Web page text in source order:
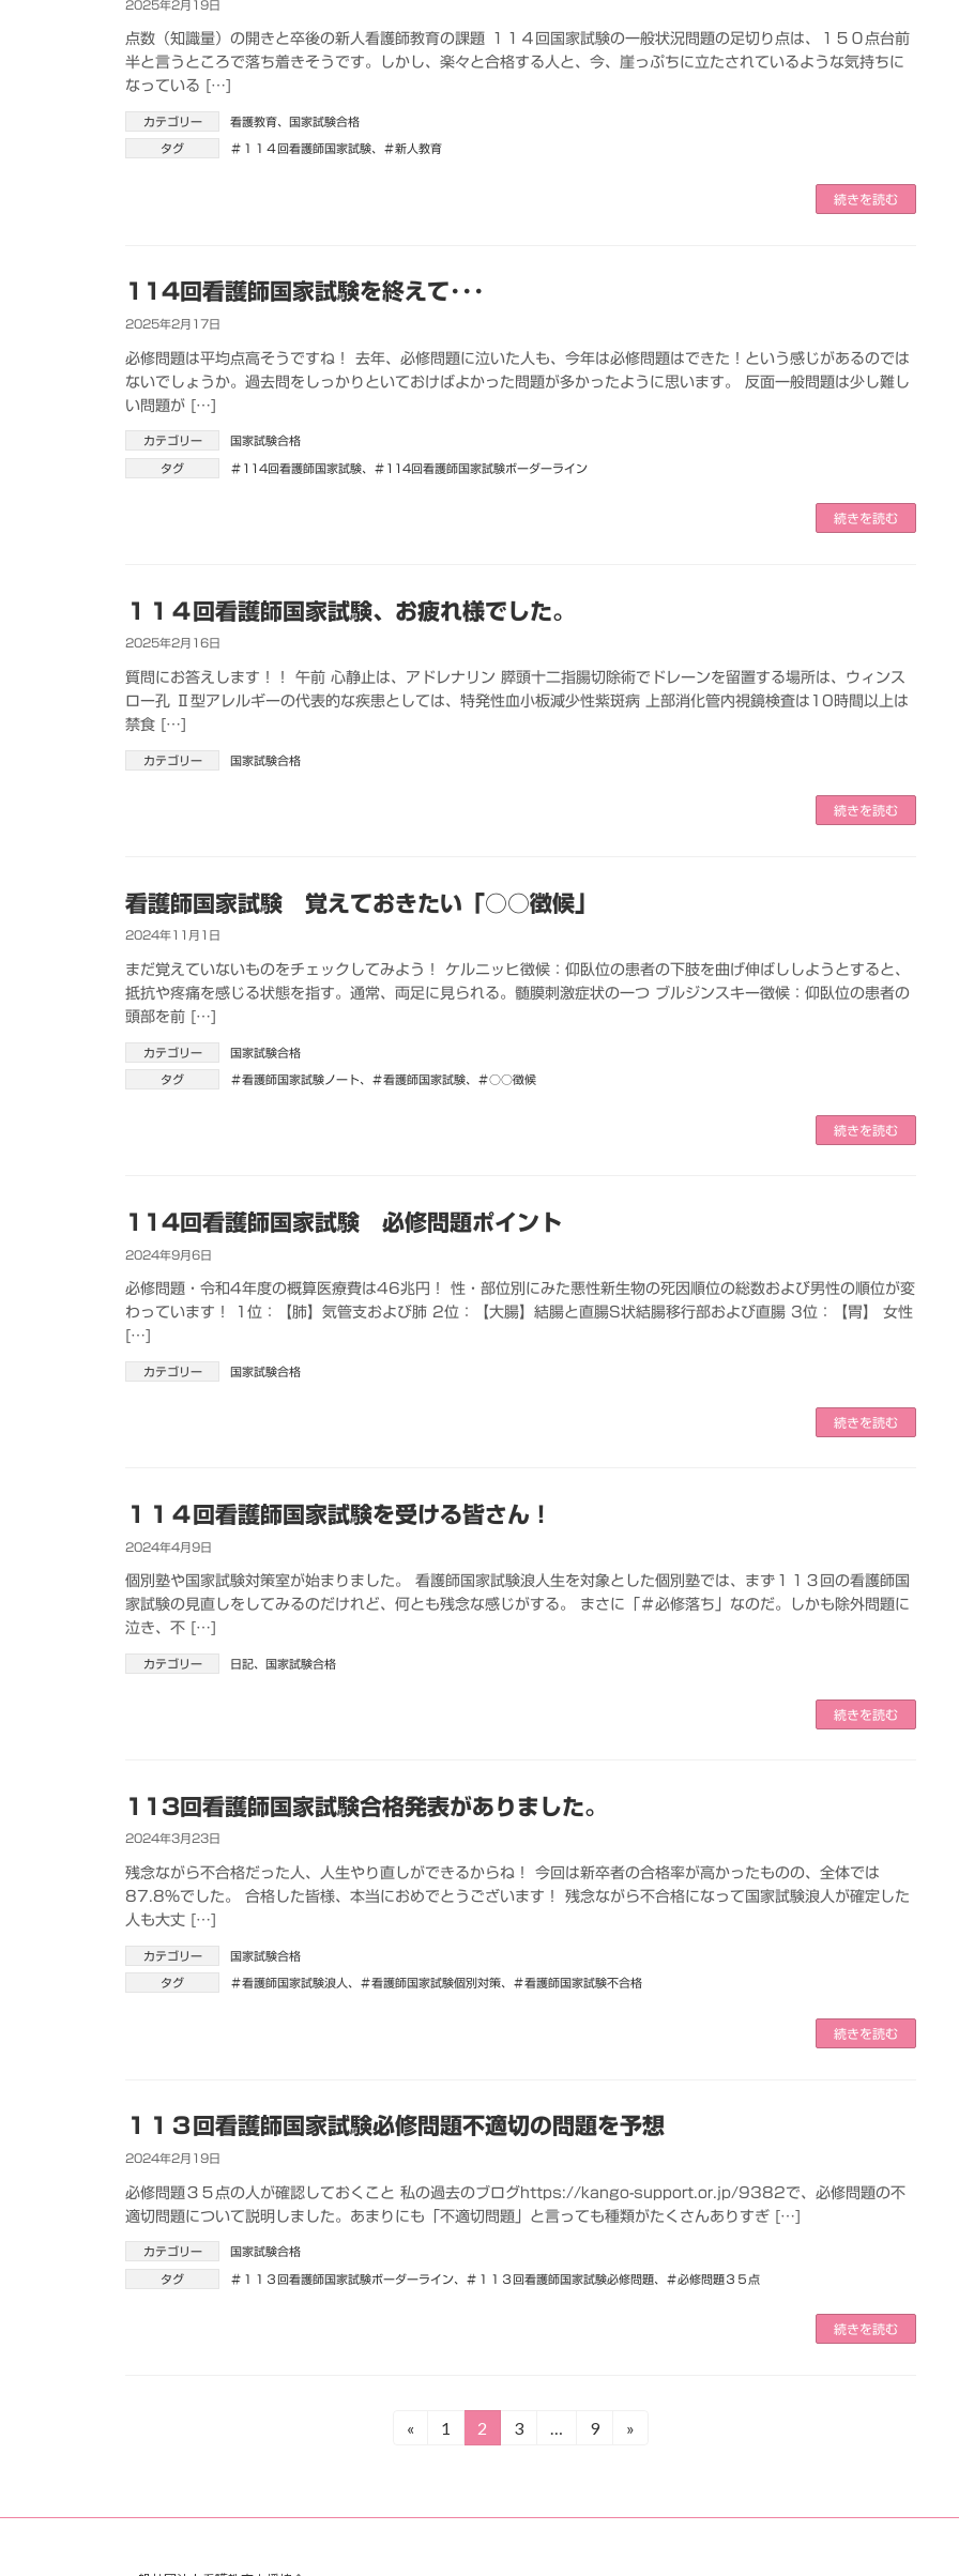
2025年2月19日
点数（知識量）の開きと卒後の新人看護師教育の課題 １１４回国家試験の一般状況問題の足切り点は、１５０点台前
半と言うところで落ち着きそうです。しかし、楽々と合格する人と、今、崖っぷちに立たされているような気持ちに
なっている […]
カテゴリー 看護教育 国家試験合格
タグ ＃１１４回看護師国家試験、 ＃新人教育
続きを読む
114回看護師国家試験を終えて･･･
2025年2月17日
必修問題は平均点高そうですね！ 去年、必修問題に泣いた人も、今年は必修問題はできた！という感じがあるのでは
ないでしょうか。過去問をしっかりといておけばよかった問題が多かったように思います。 反面一般問題は少し難し
い問題が […]
カテゴリー 国家試験合格
タグ ＃114回看護師国家試験 ＃114回看護師国家試験ボーダーライン
続きを読む
１１４回看護師国家試験、お疲れ様でした。
2025年2月16日
質問にお答えします！！ 午前 心静止は、アドレナリン 膵頭十二指腸切除術でドレーンを留置する場所は、ウィンス
ロー孔 Ⅱ型アレルギーの代表的な疾患としては、特発性血小板減少性紫斑病 上部消化管内視鏡検査は10時間以上は
禁食 […]
カテゴリー 国家試験合格
続きを読む
看護師国家試験 覚えておきたい「○○徴候」
2024年11月1日
まだ覚えていないものをチェックしてみよう！ ケルニッヒ徴候：仰臥位の患者の下肢を曲げ伸ばししようとすると、
抵抗や疼痛を感じる状態を指す。通常、両足に見られる。髄膜刺激症状の一つ ブルジンスキー徴候：仰臥位の患者の
頭部を前 […]
カテゴリー 国家試験合格
タグ ＃看護師国家試験ノート ＃看護師国家試験 ＃○○徴候
続きを読む
114回看護師国家試験 必修問題ポイント
2024年9月6日
必修問題・令和4年度の概算医療費は46兆円！ 性・部位別にみた悪性新生物の死因順位の総数および男性の順位が変
わっています！ 1位：【肺】気管支および肺 2位：【大腸】結腸と直腸S状結腸移行部および直腸 3位：【胃】 女性
[…]
カテゴリー 国家試験合格
続きを読む
１１４回看護師国家試験を受ける皆さん！
2024年4月9日
個別塾や国家試験対策室が始まりました。 看護師国家試験浪人生を対象とした個別塾では、まず１１３回の看護師国
家試験の見直しをしてみるのだけれど、何とも残念な感じがする。 まさに「＃必修落ち」なのだ。しかも除外問題に
泣き、不 […]
カテゴリー 日記 国家試験合格
続きを読む
113回看護師国家試験合格発表がありました。
2024年3月23日
残念ながら不合格だった人、人生やり直しができるからね！ 今回は新卒者の合格率が高かったものの、全体では
87.8％でした。 合格した皆様、本当におめでとうございます！ 残念ながら不合格になって国家試験浪人が確定した
人も大丈 […]
カテゴリー 国家試験合格
タグ ＃看護師国家試験浪人 、 ＃看護師国家試験個別対策、 ＃看護師国家試験不合格
続きを読む
１１３回看護師国家試験必修問題不適切の問題を予想
2024年2月19日
必修問題３５点の人が確認しておくこと 私の過去のブログhttps://kango-support.or.jp/9382で、必修問題の不
適切問題について説明しました。あまりにも「不適切問題」と言っても種類がたくさんありすぎ […]
カテゴリー 国家試験合格
タグ ＃１１３回看護師国家試験ボーダーライン ＃１１３回看護師国家試験必修問題 ＃必修問題３５点
続きを読む
の
«
固
1
固
2
固
3 …
固
9 »